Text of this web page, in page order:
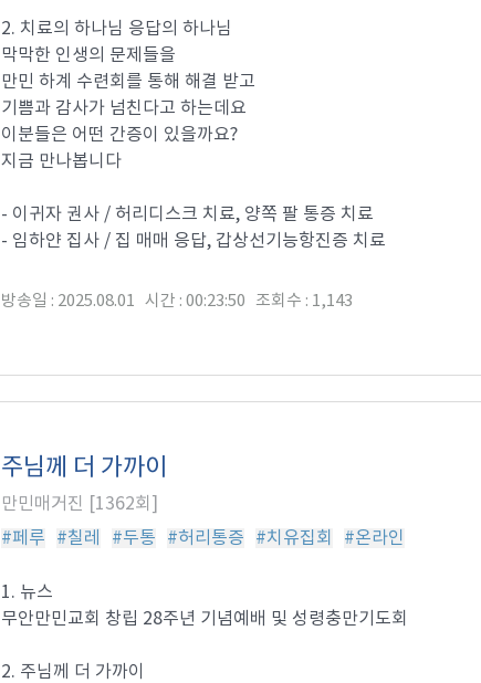
2. 치료의 하나님 응답의 하나님
막막한 인생의 문제들을
만민 하계 수련회를 통해 해결 받고
기쁨과 감사가 넘친다고 하는데요
이분들은 어떤 간증이 있을까요?
지금 만나봅니다
- 이귀자 권사 / 허리디스크 치료, 양쪽 팔 통증 치료
- 임하얀 집사 / 집 매매 응답, 갑상선기능항진증 치료
방송일 : 2025.08.01 시간 : 00:23:50 조회수 : 1,143
주님께 더 가까이
만민매거진 [1362회]
#페루
#칠레 #두통 #허리통증 #치유집회 #온라인
1. 뉴스
무안만민교회 창립 28주년 기념예배 및 성령충만기도회
2. 주님께 더 가까이